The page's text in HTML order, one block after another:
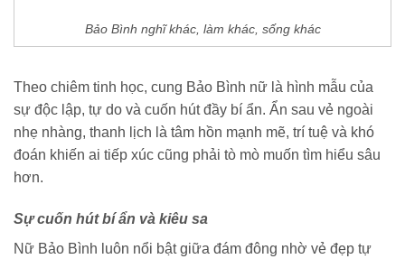
Bảo Bình nghĩ khác, làm khác, sống khác
Theo chiêm tinh học, cung Bảo Bình nữ là hình mẫu của
sự độc lập, tự do và cuốn hút đầy bí ẩn. Ẩn sau vẻ ngoài
nhẹ nhàng, thanh lịch là tâm hồn mạnh mẽ, trí tuệ và khó
đoán khiến ai tiếp xúc cũng phải tò mò muốn tìm hiểu sâu
hơn.
Sự cuốn hút bí ẩn và kiêu sa
Nữ Bảo Bình luôn nổi bật giữa đám đông nhờ vẻ đẹp tự